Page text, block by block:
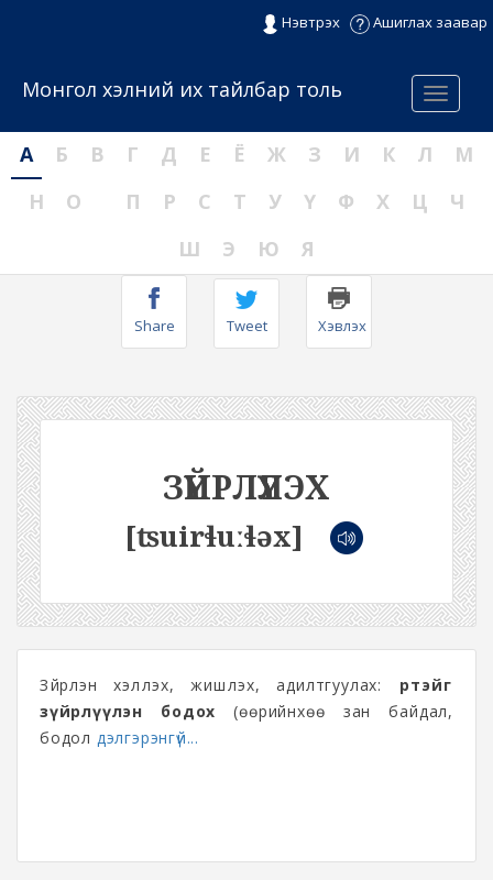
Нэвтрэх Ашиглах заавар
Menu
Монгол хэлний их тайлбар толь
А Б В Г Д Е Ё Ж З И К Л
М
Н
О П Р С Т У Ү Ф Х Ц
Ч
Ш
Э Ю Я
Share Tweet Хэвлэх
ЗҮЙРЛҮҮЛЭХ
[ʦuirɬuːɬəx]
Зүйрлэн хэлүүлэх, жишүүлэх, адилтгуулах:
өөртэйгөө
зүйрлүүлэн бодох (өөрийнхөө зан байдал,
бодол дэлгэрэнгүй...